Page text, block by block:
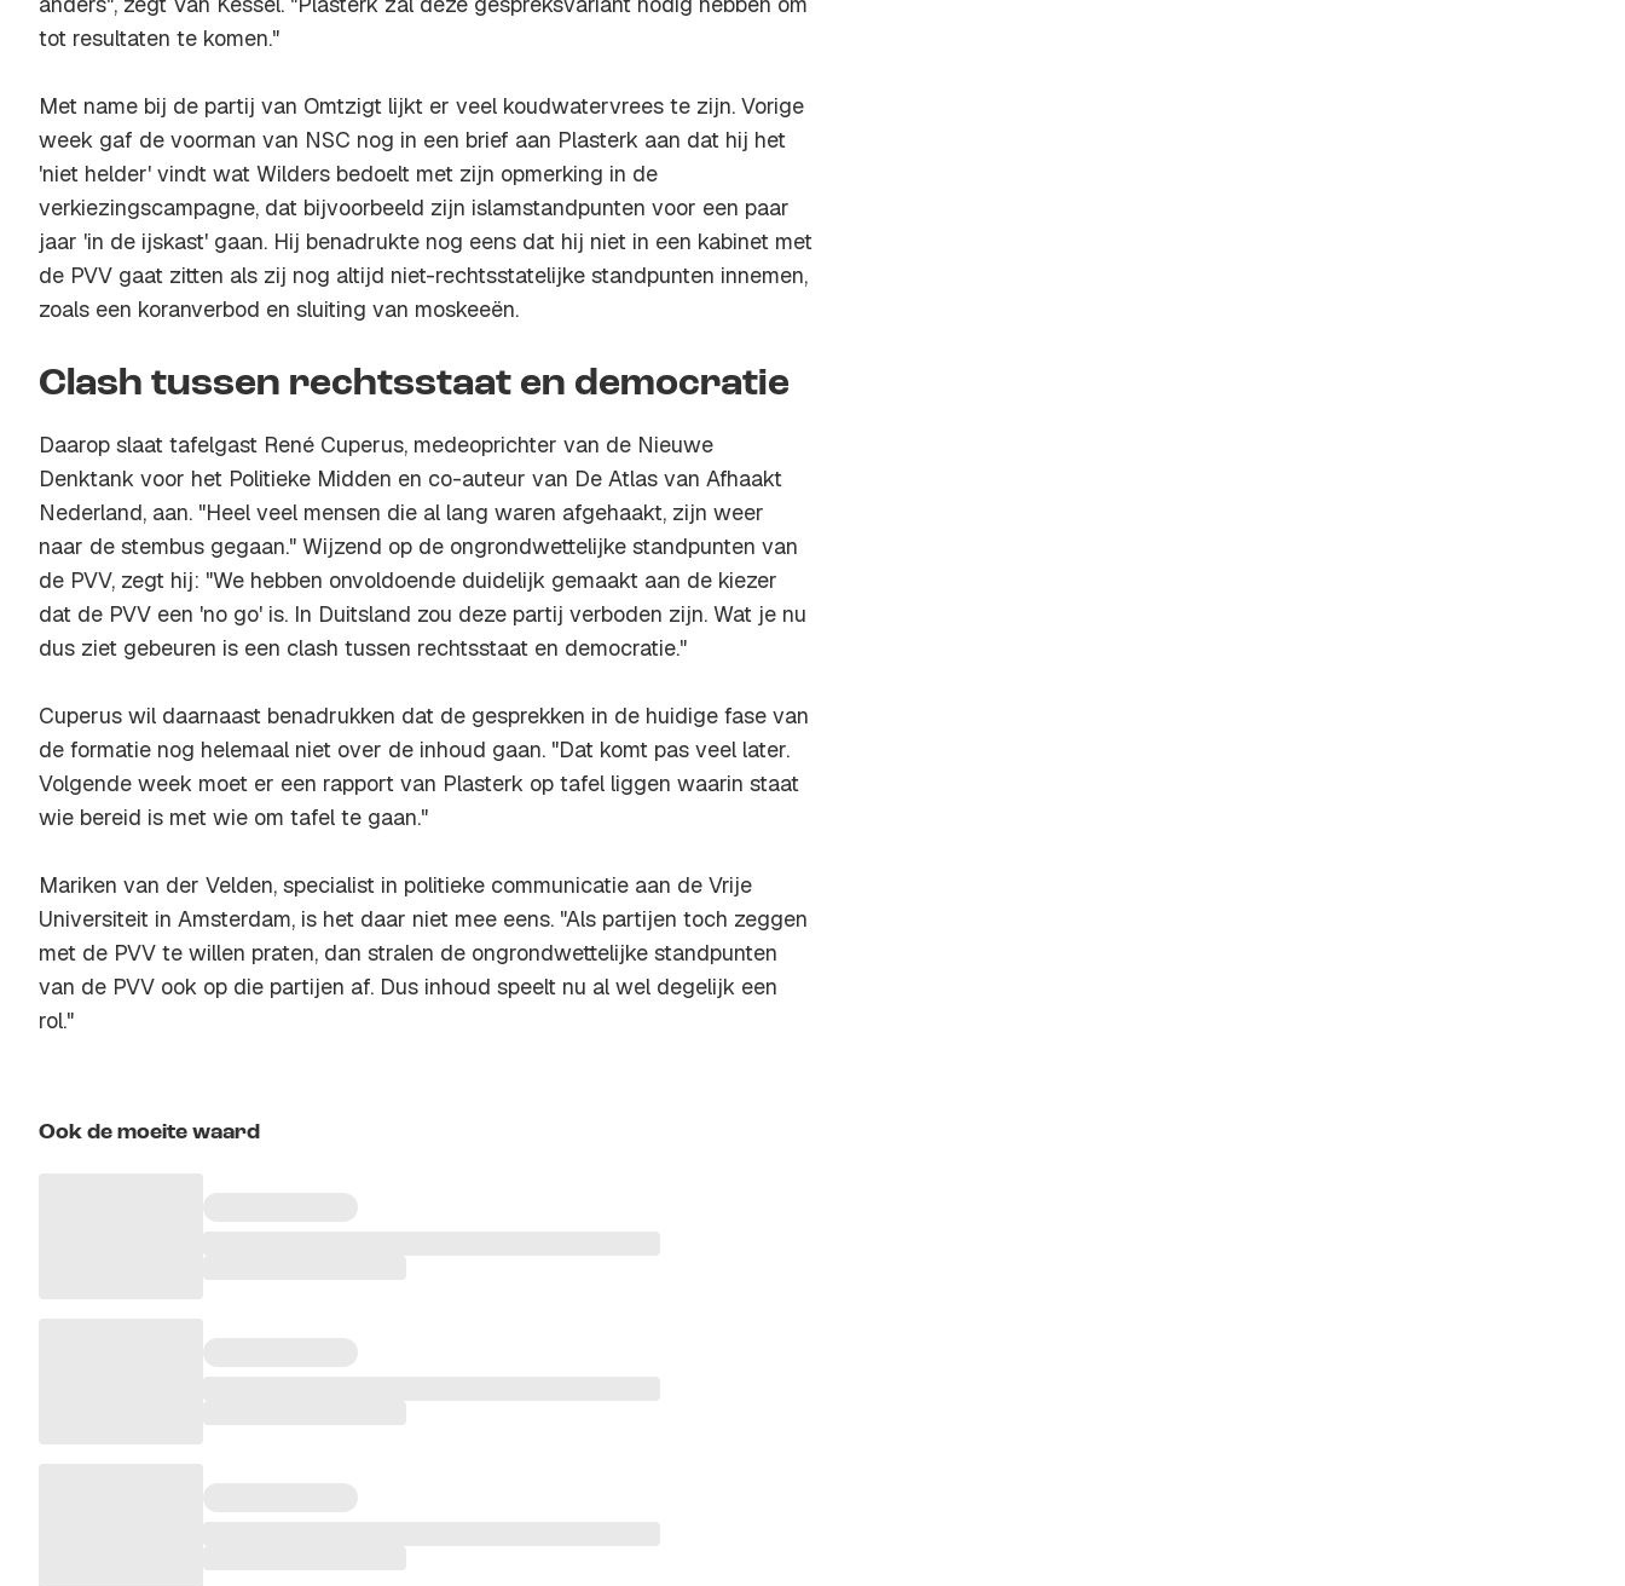
tot resultaten te komen."
Met name bij de partij van Omtzigt lijkt er veel koudwatervrees te zijn. Vorige
week gaf de voorman van NSC nog in een brief aan Plasterk aan dat hij het
'niet helder' vindt wat Wilders bedoelt met zijn opmerking in de
verkiezingscampagne, dat bijvoorbeeld zijn islamstandpunten voor een paar
jaar 'in de ijskast' gaan. Hij benadrukte nog eens dat hij niet in een kabinet met
de PVV gaat zitten als zij nog altijd niet-rechtsstatelijke standpunten innemen,
zoals een koranverbod en sluiting van moskeeën.
Clash tussen rechtsstaat en democratie
Daarop slaat tafelgast René Cuperus, medeoprichter van de Nieuwe
Denktank voor het Politieke Midden en co-auteur van De Atlas van Afhaakt
Nederland, aan. "Heel veel mensen die al lang waren afgehaakt, zijn weer
naar de stembus gegaan." Wijzend op de ongrondwettelijke standpunten van
de PVV, zegt hij: "We hebben onvoldoende duidelijk gemaakt aan de kiezer
dat de PVV een 'no go' is. In Duitsland zou deze partij verboden zijn. Wat je nu
dus ziet gebeuren is een clash tussen rechtsstaat en democratie."
Cuperus wil daarnaast benadrukken dat de gesprekken in de huidige fase van
de formatie nog helemaal niet over de inhoud gaan. "Dat komt pas veel later.
Volgende week moet er een rapport van Plasterk op tafel liggen waarin staat
wie bereid is met wie om tafel te gaan."
Mariken van der Velden, specialist in politieke communicatie aan de Vrije
Universiteit in Amsterdam, is het daar niet mee eens. "Als partijen toch zeggen
met de PVV te willen praten, dan stralen de ongrondwettelijke standpunten
van de PVV ook op die partijen af. Dus inhoud speelt nu al wel degelijk een
rol."
Ook de moeite waard